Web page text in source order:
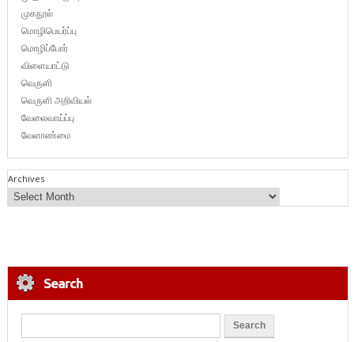
முகநூல்
மொழிபெயர்ப்பு
மொழிப்போர்
விளையாட்டு
வெருளி
வெருளி அறிவியல்
வேலைவாய்ப்பு
வேளாண்மை
Archives
Search